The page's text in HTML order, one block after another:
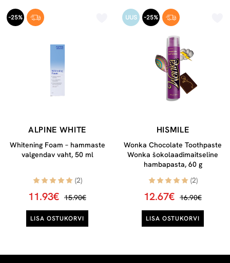
-25%
ALPINE WHITE
Whitening Foam – hammaste
valgendav vaht, 50 ml
(2)
11.93€ 15.90€
LISA OSTUKORVI
UUS -25%
HISMILE
Wonka Chocolate Toothpaste
Wonka šokolaadimaitseline
hambapasta, 60 g
(2)
12.67€ 16.90€
LISA OSTUKORVI